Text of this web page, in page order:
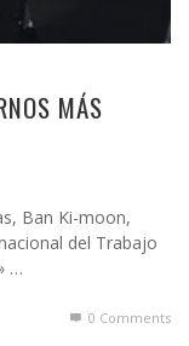
MÁS
Ban Ki-moon,
del Trabajo
…
0 Comments